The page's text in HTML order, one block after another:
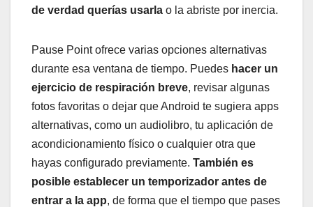
de verdad querías usarla o la abriste por inercia.
Pause Point ofrece varias opciones alternativas
durante esa ventana de tiempo. Puedes hacer un
ejercicio de respiración breve, revisar algunas
fotos favoritas o dejar que Android te sugiera apps
alternativas, como un audiolibro, tu aplicación de
acondicionamiento físico o cualquier otra que
hayas configurado previamente. También es
posible establecer un temporizador antes de
entrar a la app, de forma que el tiempo que pases